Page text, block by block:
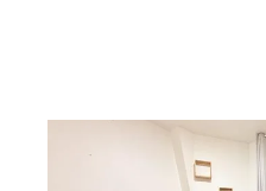
L ILE ST DENIS 93
, 2 pièces